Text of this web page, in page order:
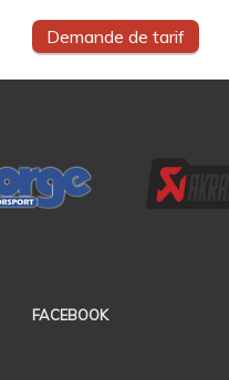
Demande de tarif
FACEBOOK